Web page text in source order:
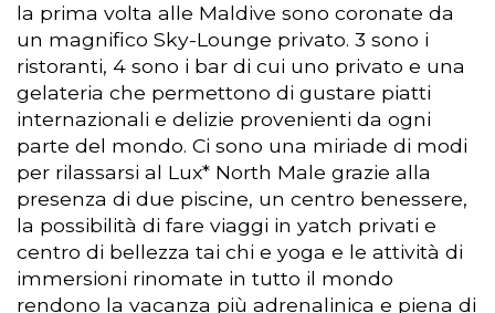
la prima volta alle Maldive sono coronate da
un magnifico Sky-Lounge privato. 3 sono i
ristoranti, 4 sono i bar di cui uno privato e una
gelateria che permettono di gustare piatti
internazionali e delizie provenienti da ogni
parte del mondo. Ci sono una miriade di modi
per rilassarsi al Lux* North Male grazie alla
presenza di due piscine, un centro benessere,
la possibilità di fare viaggi in yatch privati e
centro di bellezza tai chi e yoga e le attività di
immersioni rinomate in tutto il mondo
rendono la vacanza più adrenalinica e piena di